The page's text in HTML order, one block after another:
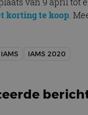
korting te koop .
IAMS IAMS 2020